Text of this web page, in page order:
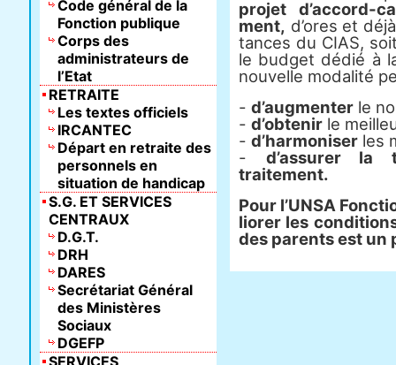
projet d’accord-
ment, d’ores et
tan­ces du CIAS,
le budget dédié à
nou­velle moda­lité
- d’augmenter le
- d’obtenir le
- d’harmoniser les
- d’assurer la
traitement.
Pour l’UNSA
lio­rer les
des parents est un
Code général de la
Fonction publique
Corps des
administrateurs de
l’Etat
RETRAITE
Les textes officiels
IRCANTEC
Départ en retraite des
personnels en
situation de handicap
S.G. ET SERVICES
CENTRAUX
D.G.T.
DRH
DARES
Secrétariat Général
des Ministères
Sociaux
DGEFP
SERVICES